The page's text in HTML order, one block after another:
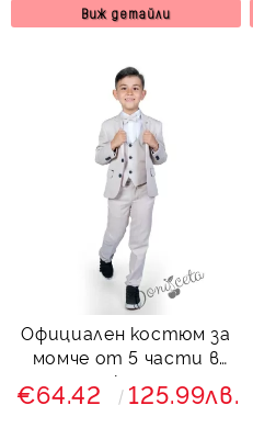
Виж детайли
Официален костюм за
момче от 5 части в
екрю
€64.42 125.99лв.